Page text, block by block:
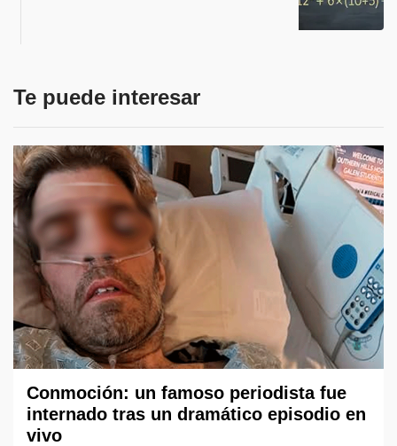
Te puede interesar
Conmoción: un famoso periodista fue
internado tras un dramático episodio en
vivo